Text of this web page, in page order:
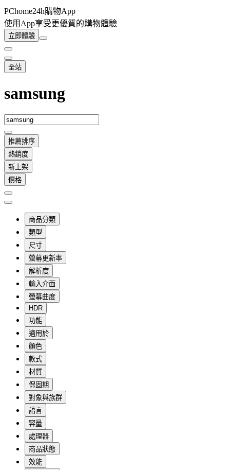
PChome24h購物App
使用App享受更優質的購物體驗
立即體驗
全站
samsung
推薦排序
熱銷度
新上架
價格
商品分類
類型
尺寸
螢幕更新率
解析度
輸入介面
螢幕曲度
HDR
功能
適用於
顏色
款式
材質
保固期
對象與族群
語言
容量
處理器
商品狀態
效能